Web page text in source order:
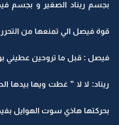
بجسم ريناد الصغير و بجسم
قوة فيصل الي تمنعها من
فيصل : قبل ما تروحين عطيني
ريناد: لا لا " غطت ويها بيدها
بحركتها هاذي سوت الهوايل